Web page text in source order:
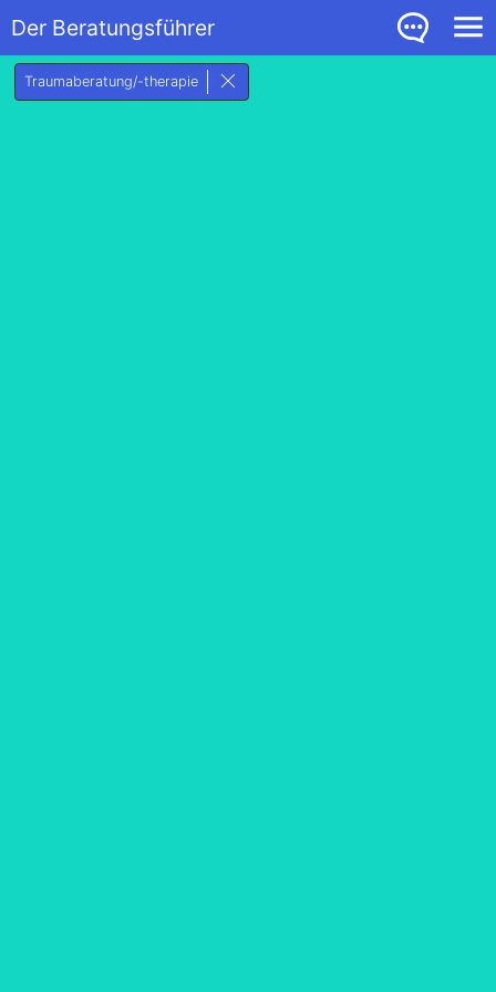
Der Beratungsführer
Traumaberatung/-therapie